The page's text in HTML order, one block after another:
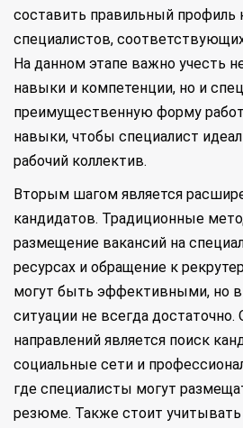
составить правильный профиль
специалистов,
На данном этапе важно учесть
навыки и компетенции, но и
преимущественную форму
навыки, чтобы специалист
рабочий коллектив.
Вторым шагом является
кандидатов. Традиционные
размещение вакансий на
ресурсах и обращение к
могут быть эффективными, но
ситуации не всегда
направлений является поиск
социальные сети и
где специалисты могут
резюме. Также стоит